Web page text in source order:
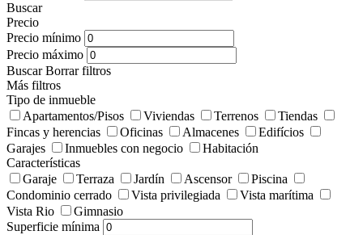
Buscar
Precio
Precio mínimo
Precio máximo
Buscar Borrar filtros
Más filtros
Tipo de inmueble
Apartamentos/Pisos
Viviendas Terrenos
Tiendas
Fincas y herencias
Oficinas Almacenes
Edifícios
Garajes
Inmuebles con negocio
Habitación
Características
Garaje
Terraza Jardín Ascensor
Piscina
Condominio cerrado
Vista privilegiada
Vista marítima
Vista Rio
Gimnasio
Superficie mínima